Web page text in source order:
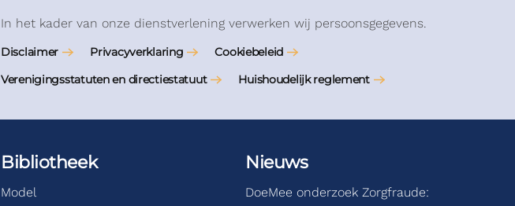
In het kader van onze dienstverlening verwerken wij persoonsgegevens.
Disclaimer Privacyverklaring
Cookiebeleid
Verenigingsstatuten en directiestatuut
Huishoudelijk reglement
Bibliotheek
Model
Nieuws
DoeMee onderzoek Zorgfraude: